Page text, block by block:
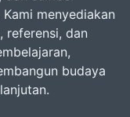
menyediakan
referensi, dan
budaya